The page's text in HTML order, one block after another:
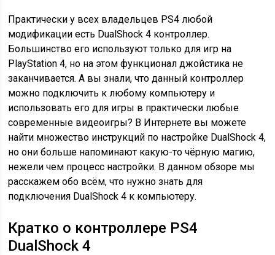
Практически у всех владельцев PS4 любой
модификации есть DualShock 4 контроллер.
Большинство его используют только для игр на
PlayStation 4, но на этом функционал джойстика не
заканчивается. А вы знали, что данный контроллер
можно подключить к любому компьютеру и
использовать его для игры в практически любые
современные видеоигры? В Интернете вы можете
найти множество инструкций по настройке DualShock 4,
но они больше напоминают какую-то чёрную магию,
нежели чем процесс настройки. В данном обзоре мы
расскажем обо всём, что нужно знать для
подключения DualShock 4 к компьютеру.
Кратко о контроллере PS4
DualShock 4